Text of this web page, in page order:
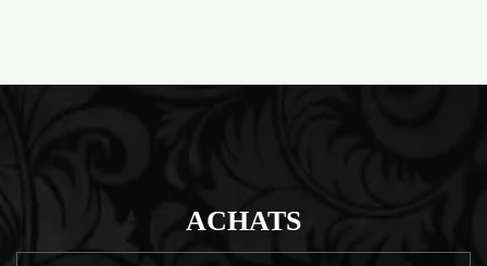
ACHATS